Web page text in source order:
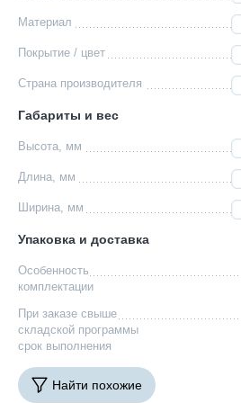
Материал
Покрытие / цвет
Страна производителя
Габариты и вес
Высота, мм
Длина, мм
Ширина, мм
Упаковка и доставка
Особенность
комплектации
При заказе свыше
складской программы
срок выполнения
Найти похожие